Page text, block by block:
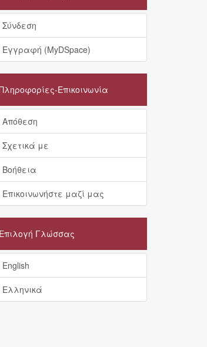
Σύνδεση
Εγγραφή (MyDSpace)
Επικοινωνία
Απόθεση
Σχετικά με
Βοήθεια
Επικοινωνήστε μαζί μας
Επιλογή Γλώσσας
English
Ελληνικά